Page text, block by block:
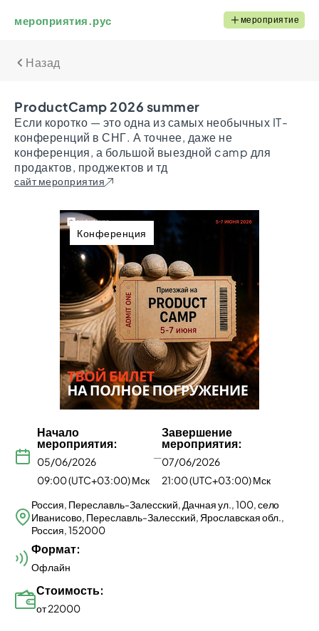
мероприятия.рус мероприятие
Назад
ProductCamp 2026 summer
Если коротко — это одна из самых необычных IT-
конференций в СНГ. А точнее, даже не
конференция, а большой выездной camp для
продактов, проджектов и тд
сайт мероприятия
Конференция
Начало
мероприятия:
05/06/2026
09:00 (UTC+03:00) Мск
—
Завершение
мероприятия:
07/06/2026
21:00 (UTC+03:00) Мск
Россия, Переславль-Залесский, Дачная ул., 100, село
Иванисово, Переславль-Залесский, Ярославская обл.,
Россия, 152000
Формат:
Офлайн
Стоимость:
от 22000